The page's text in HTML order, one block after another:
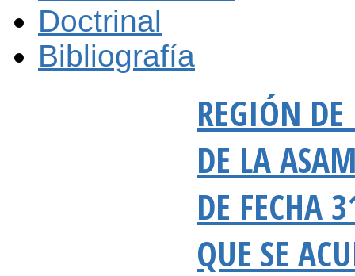
Doctrinal
Bibliografía
REGIÓN
DE LA
DE FECHA
QUE SE